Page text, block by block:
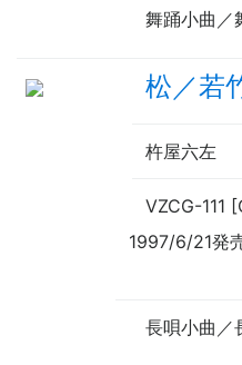
舞踊小曲／
松／若
杵屋六左
VZCG-111
1997/6/21発
長唄小曲／